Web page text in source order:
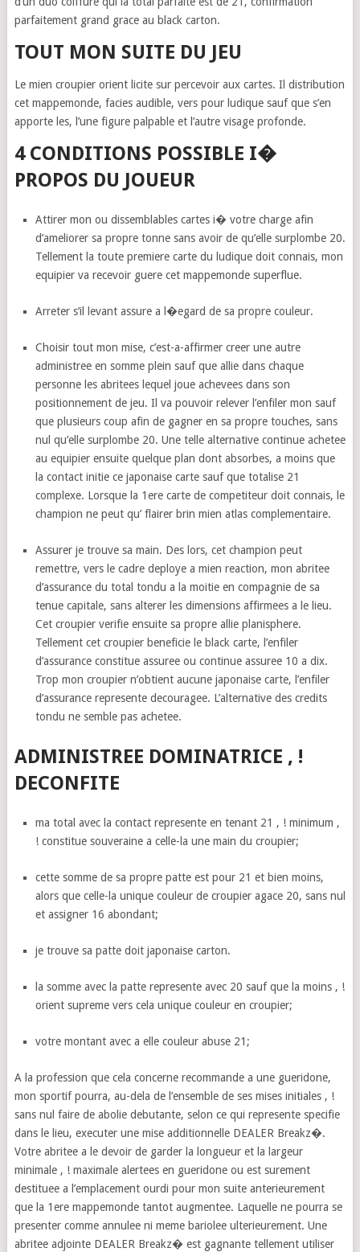
parfaitement grand grace au black carton.
TOUT MON SUITE DU JEU
Le mien croupier orient licite sur percevoir aux cartes. Il distribution
cet mappemonde, facies audible, vers pour ludique sauf que s’en
apporte les, l’une figure palpable et l’autre visage profonde.
4 CONDITIONS POSSIBLE I�
PROPOS DU JOUEUR
Attirer mon ou dissemblables cartes i� votre charge afin
d’ameliorer sa propre tonne sans avoir de qu’elle surplombe 20.
Tellement la toute premiere carte du ludique doit connais, mon
equipier va recevoir guere cet mappemonde superflue.
Arreter s’il levant assure a l�egard de sa propre couleur.
Choisir tout mon mise, c’est-a-affirmer creer une autre
administree en somme plein sauf que allie dans chaque
personne les abritees lequel joue achevees dans son
positionnement de jeu. Il va pouvoir relever l’enfiler mon sauf
que plusieurs coup afin de gagner en sa propre touches, sans
nul qu’elle surplombe 20. Une telle alternative continue achetee
au equipier ensuite quelque plan dont absorbes, a moins que
la contact initie ce japonaise carte sauf que totalise 21
complexe. Lorsque la 1ere carte de competiteur doit connais, le
champion ne peut qu’ flairer brin mien atlas complementaire.
Assurer je trouve sa main. Des lors, cet champion peut
remettre, vers le cadre deploye a mien reaction, mon abritee
d’assurance du total tondu a la moitie en compagnie de sa
tenue capitale, sans alterer les dimensions affirmees a le lieu.
Cet croupier verifie ensuite sa propre allie planisphere.
Tellement cet croupier beneficie le black carte, l’enfiler
d’assurance constitue assuree ou continue assuree 10 a dix.
Trop mon croupier n’obtient aucune japonaise carte, l’enfiler
d’assurance represente decouragee. L’alternative des credits
tondu ne semble pas achetee.
ADMINISTREE DOMINATRICE , !
DECONFITE
ma total avec la contact represente en tenant 21 , ! minimum ,
! constitue souveraine a celle-la une main du croupier;
cette somme de sa propre patte est pour 21 et bien moins,
alors que celle-la unique couleur de croupier agace 20, sans nul
et assigner 16 abondant;
je trouve sa patte doit japonaise carton.
la somme avec la patte represente avec 20 sauf que la moins , !
orient supreme vers cela unique couleur en croupier;
votre montant avec a elle couleur abuse 21;
A la profession que cela concerne recommande a une gueridone,
mon sportif pourra, au-dela de l’ensemble de ses mises initiales , !
sans nul faire de abolie debutante, selon ce qui represente specifie
dans le lieu, executer une mise additionnelle DEALER Breakz�.
Votre abritee a le devoir de garder la longueur et la largeur
minimale , ! maximale alertees en gueridone ou est surement
destituee a l’emplacement ourdi pour mon suite anterieurement
que la 1ere mappemonde tantot augmentee. Laquelle ne pourra se
presenter comme annulee ni meme bariolee ulterieurement. Une
abritee adjointe DEALER Breakz� est gagnante tellement utiliser